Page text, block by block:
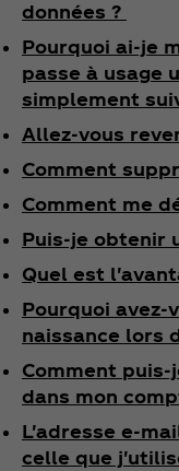
données ?
Pourquoi ai-je
passe à usage
simplement
Allez-vous
Comment
Comment me
Puis-je obtenir
Quel est
Pourquoi avez-
naissance lors
Comment puis-
dans mon
L'adresse e-
celle que